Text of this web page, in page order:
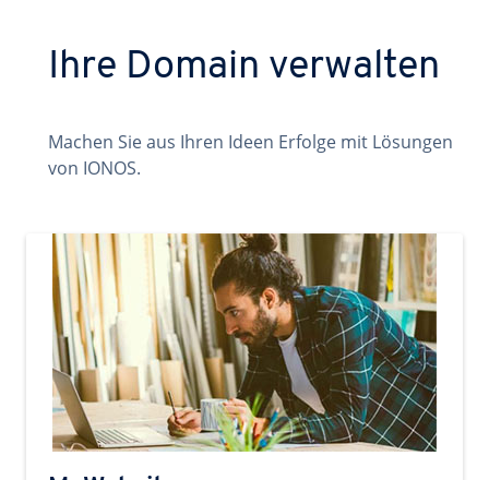
Ihre Domain verwalten
Machen Sie aus Ihren Ideen Erfolge mit Lösungen
von IONOS.